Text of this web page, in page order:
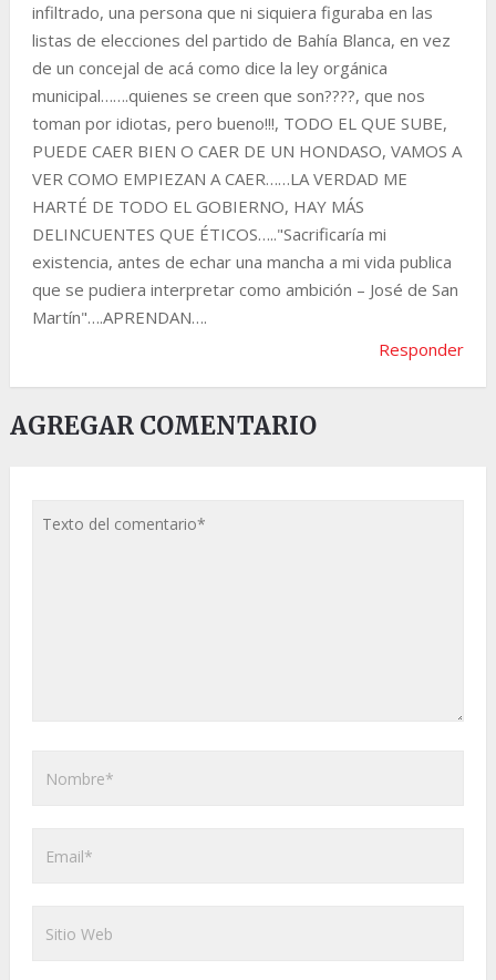
infiltrado, una persona que ni siquiera figuraba en las
listas de elecciones del partido de Bahía Blanca, en vez
de un concejal de acá como dice la ley orgánica
municipal…….quienes se creen que son????, que nos
toman por idiotas, pero bueno!!!, TODO EL QUE SUBE,
PUEDE CAER BIEN O CAER DE UN HONDASO, VAMOS A
VER COMO EMPIEZAN A CAER……LA VERDAD ME
HARTÉ DE TODO EL GOBIERNO, HAY MÁS
DELINCUENTES QUE ÉTICOS….."Sacrificaría mi
existencia, antes de echar una mancha a mi vida publica
que se pudiera interpretar como ambición – José de San
Martín"….APRENDAN….
Responder
AGREGAR COMENTARIO